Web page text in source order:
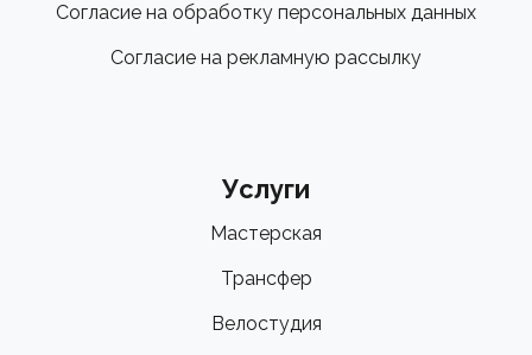
Согласие на обработку персональных данных
Согласие на рекламную рассылку
Услуги
Мастерская
Трансфер
Велостудия